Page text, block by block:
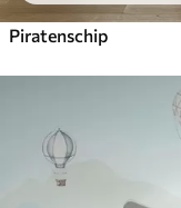
Piratenschip